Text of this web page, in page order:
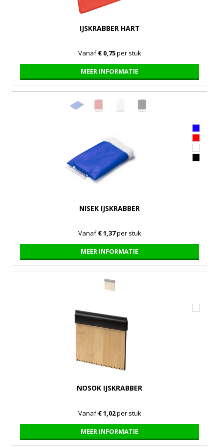
IJSKRABBER HART
Vanaf€ 0,75per stuk
MEER INFORMATIE
NISEK IJSKRABBER
Vanaf€ 1,37per stuk
MEER INFORMATIE
NOSOK IJSKRABBER
Vanaf€ 1,02per stuk
MEER INFORMATIE